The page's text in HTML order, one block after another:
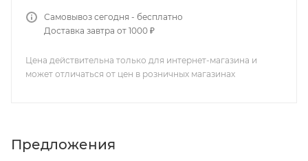
Самовывоз сегодня - бесплатно
Доставка завтра от 1000 ₽
Цена действительна только для интернет-магазина и
может отличаться от цен в розничных магазинах
Предложения